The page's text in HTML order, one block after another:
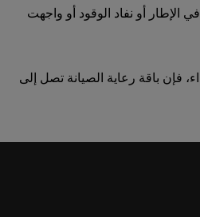
الإطار أو نفاد الوقود أو واجهت
فإن باقة رعاية الصيانة تصل إلى